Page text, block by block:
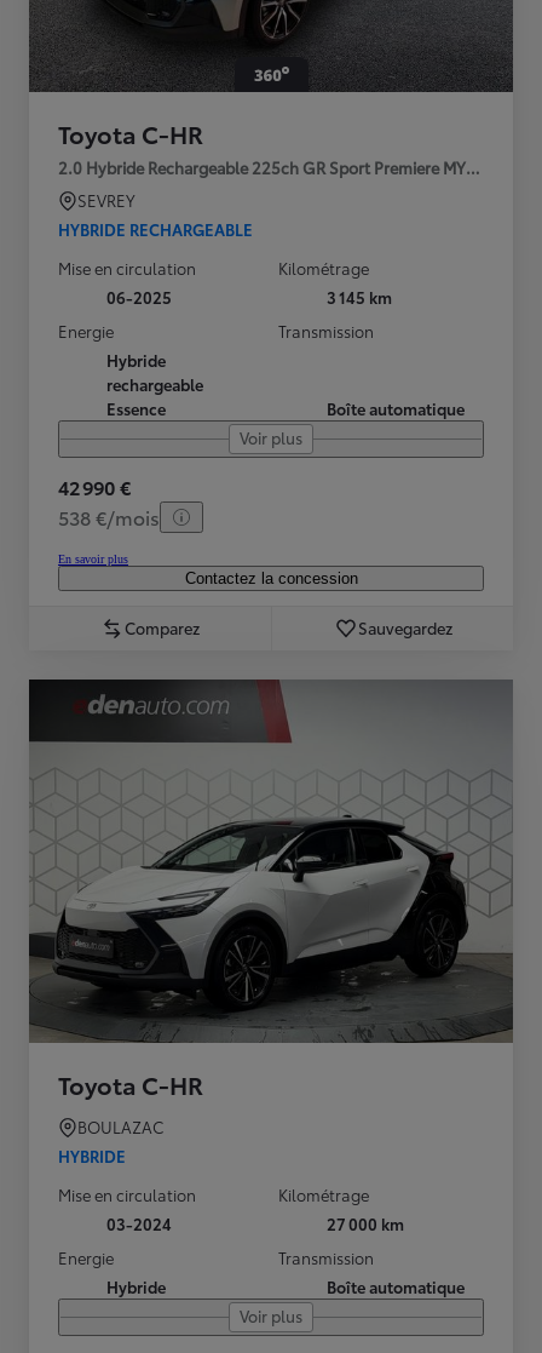
Toyota C-HR
2.0 Hybride Rechargeable 225ch GR Sport Premiere MY25
SEVREY
HYBRIDE RECHARGEABLE
Mise en circulation
06-2025
Kilométrage
3 145 km
Energie
Hybride
rechargeable
Essence
Transmission
Boîte automatique
Voir plus
42 990 €
538 €/mois
En savoir plus
Contactez la concession
Comparez Sauvegardez
Toyota C-HR
BOULAZAC
HYBRIDE
Mise en circulation
03-2024
Kilométrage
27 000 km
Energie
Hybride
Transmission
Boîte automatique
Voir plus